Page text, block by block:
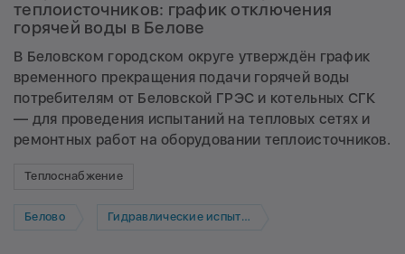
теплоисточников: график отключения
горячей воды в Белове
В Беловском городском округе утверждён график
временного прекращения подачи горячей воды
потребителям от Беловской ГРЭС и котельных СГК
— для проведения испытаний на тепловых сетях и
ремонтных работ на оборудовании теплоисточников.
Теплоснабжение
Белово Гидравлические испытания